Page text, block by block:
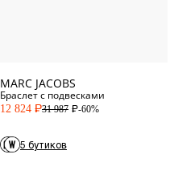
MARC JACOBS
Браслет с подвесками
12 824 P31 987 P-60%
5 бутиков